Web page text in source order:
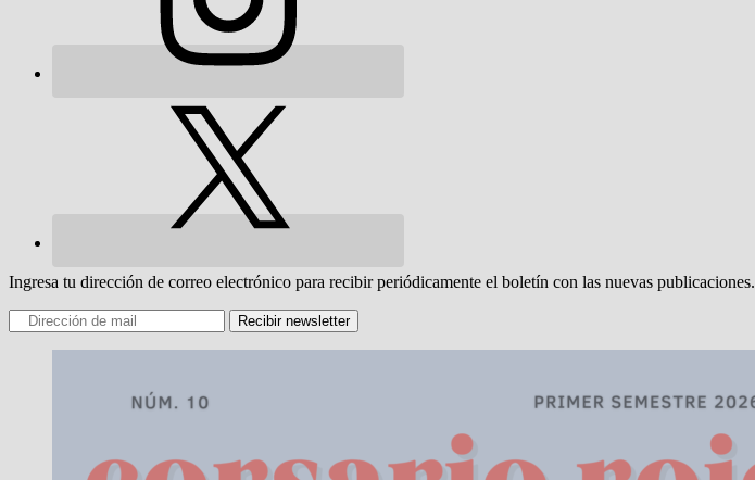
Ingresa tu dirección de correo electrónico para recibir periódicamente el boletín con las nuevas publicaciones.
Recibir newsletter